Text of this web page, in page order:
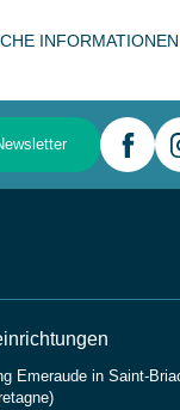
INFORMATIONEN
Emeraude in Saint-